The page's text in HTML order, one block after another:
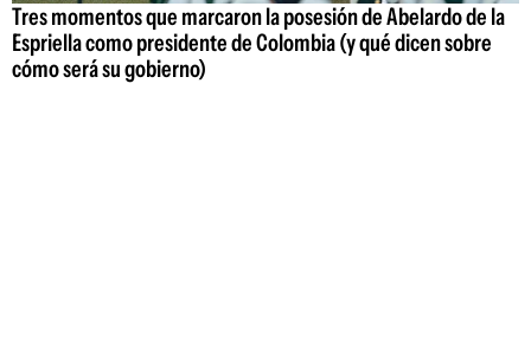
Tres momentos que marcaron la posesión de Abelardo de la
Espriella como presidente de Colombia (y qué dicen sobre
cómo será su gobierno)